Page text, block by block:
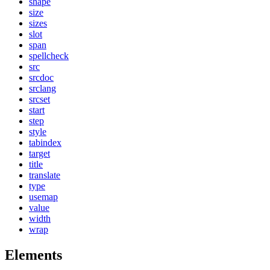
size
sizes
slot
span
spellcheck
src
srcdoc
srclang
srcset
start
step
style
tabindex
target
title
translate
type
usemap
value
width
wrap
Elements